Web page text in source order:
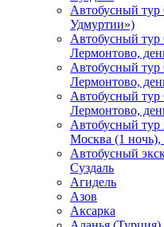
Автобусный тур
Удмуртии»)
Автобусный тур
Лермонтово,
Автобусный тур
Лермонтово,
Автобусный тур
Лермонтово,
Автобусный тур
Москва (1
Автобусный
Суздаль
Агидель
Азов
Аксарка